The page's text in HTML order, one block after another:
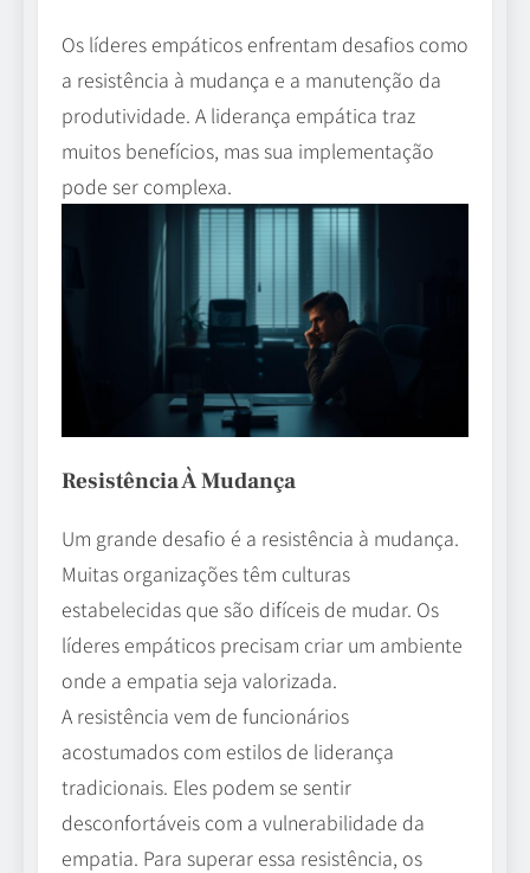
Os líderes empáticos enfrentam desafios como
a resistência à mudança e a manutenção da
produtividade. A liderança empática traz
muitos benefícios, mas sua implementação
pode ser complexa.
Resistência À Mudança
Um grande desafio é a resistência à mudança.
Muitas organizações têm culturas
estabelecidas que são difíceis de mudar. Os
líderes empáticos precisam criar um ambiente
onde a empatia seja valorizada.
A resistência vem de funcionários
acostumados com estilos de liderança
tradicionais. Eles podem se sentir
desconfortáveis com a vulnerabilidade da
empatia. Para superar essa resistência, os